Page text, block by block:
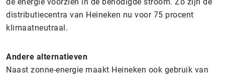
distributiecentra van Heineken nu voor 75 procent
klimaatneutraal.
Andere alternatieven
Naast zonne-energie maakt Heineken ook gebruik van